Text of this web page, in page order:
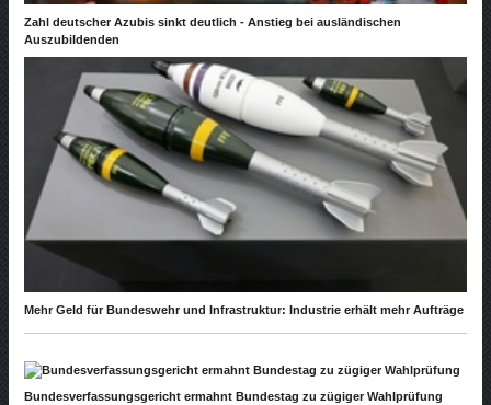
Zahl deutscher Azubis sinkt deutlich - Anstieg bei ausländischen
Auszubildenden
Mehr Geld für Bundeswehr und Infrastruktur: Industrie erhält mehr Aufträge
Bundesverfassungsgericht ermahnt Bundestag zu zügiger Wahlprüfung